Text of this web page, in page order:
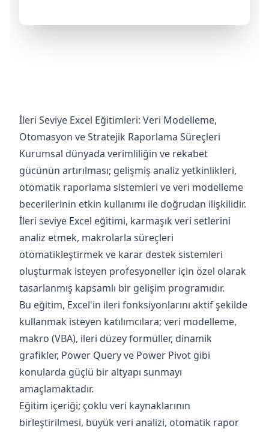
İleri Seviye Excel Eğitimleri: Veri Modelleme,
Otomasyon ve Stratejik Raporlama Süreçleri
Kurumsal dünyada verimliliğin ve rekabet
gücünün artırılması; gelişmiş analiz yetkinlikleri,
otomatik raporlama sistemleri ve veri modelleme
becerilerinin etkin kullanımı ile doğrudan ilişkilidir.
İleri seviye Excel eğitimi, karmaşık veri setlerini
analiz etmek, makrolarla süreçleri
otomatikleştirmek ve karar destek sistemleri
oluşturmak isteyen profesyoneller için özel olarak
tasarlanmış kapsamlı bir gelişim programıdır.
Bu eğitim, Excel'in ileri fonksiyonlarını aktif şekilde
kullanmak isteyen katılımcılara; veri modelleme,
makro (VBA), ileri düzey formüller, dinamik
grafikler, Power Query ve Power Pivot gibi
konularda güçlü bir altyapı sunmayı
amaçlamaktadır.
Eğitim içeriği; çoklu veri kaynaklarının
birleştirilmesi, büyük veri analizi, otomatik rapor